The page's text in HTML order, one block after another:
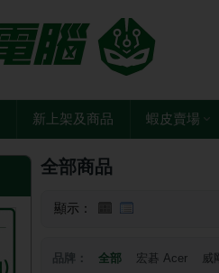
新上架及商品 蝦皮賣場
全部商品
顯示：
品牌： 全部 宏碁 Acer
威